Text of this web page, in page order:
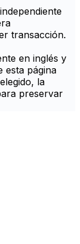
transacción.
en inglés y
esta página
la
preservar